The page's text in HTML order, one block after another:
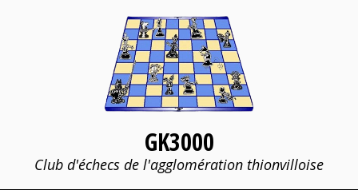
GK3000
Club d'échecs de l'agglomération thionvilloise